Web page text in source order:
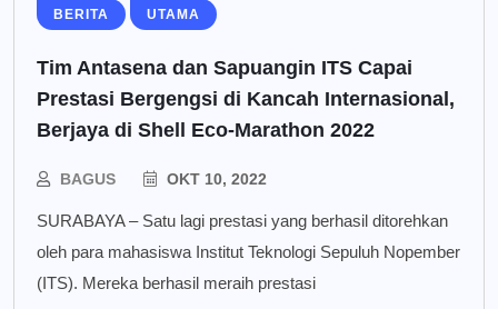
BERITA UTAMA
Tim Antasena dan Sapuangin ITS Capai
Prestasi Bergengsi di Kancah Internasional,
Berjaya di Shell Eco-Marathon 2022
BAGUS OKT 10, 2022
SURABAYA – Satu lagi prestasi yang berhasil ditorehkan
oleh para mahasiswa Institut Teknologi Sepuluh Nopember
(ITS). Mereka berhasil meraih prestasi